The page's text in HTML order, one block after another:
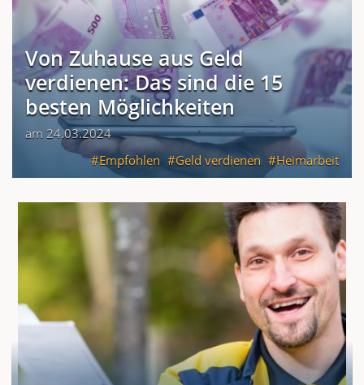
Von Zuhause aus Geld
verdienen: Das sind die 15
besten Möglichkeiten
am 24.03.2024
Empfohlen
Geld verdienen Heimarbeit